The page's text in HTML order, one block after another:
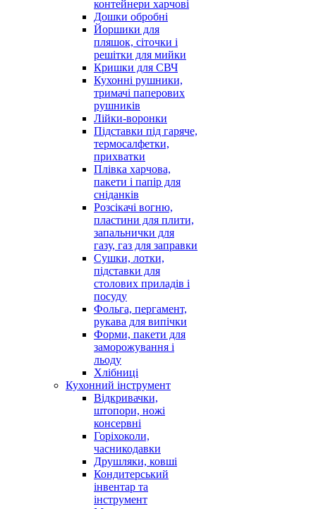
контейнери харчові
Дошки обробні
Йоршики для
пляшок, сіточки і
решітки для мийки
Кришки для СВЧ
Кухонні рушники,
тримачі паперових
рушників
Лійки-воронки
Підставки під гаряче,
термосалфетки,
прихватки
Плівка харчова,
пакети і папір для
сніданків
Розсікачі вогню,
пластини для плити,
запальнички для
газу, газ для заправки
Сушки, лотки,
підставки для
столових приладів і
посуду
Фольга, пергамент,
рукава для випічки
Форми, пакети для
заморожування і
льоду
Хлібниці
Кухонний інструмент
Відкривачки,
штопори, ножі
консервні
Горіхоколи,
часникодавки
Друшляки, ковші
Кондитерський
інвентар та
інструмент